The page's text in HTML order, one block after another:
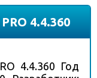
4.4.360
4.4.360 Год